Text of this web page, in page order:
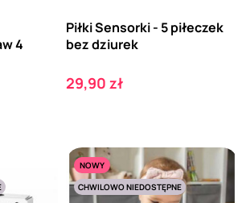
4
Piłki Sensorki - 5 piłeczek
bez dziurek
Cena
29,90 zł
NOWY
CHWILOWO NIEDOSTĘPNE